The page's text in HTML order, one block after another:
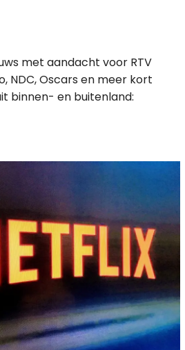
met aandacht voor RTV
NDC, Oscars en meer kort
binnen- en buitenland: